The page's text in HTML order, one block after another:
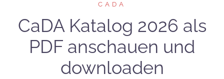
CADA
CaDA Katalog 2026 als
PDF anschauen und
downloaden